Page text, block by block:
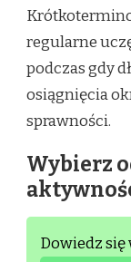
regularne
podczas gdy
osiągnięcia
sprawności.
Wybierz
Dowiedz się